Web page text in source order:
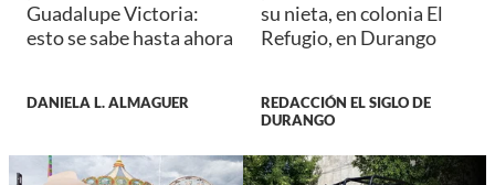
Guadalupe Victoria:
esto se sabe hasta ahora
DANIELA L. ALMAGUER
su nieta, en colonia El
Refugio, en Durango
REDACCIÓN EL SIGLO DE
DURANGO